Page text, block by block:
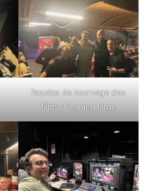
l’equipe de tournage des
films du grand large